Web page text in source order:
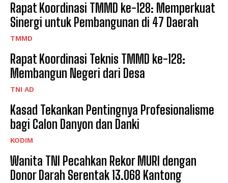
Rapat Koordinasi TMMD ke-128: Memperkuat
Sinergi untuk Pembangunan di 47 Daerah
TMMD
Rapat Koordinasi Teknis TMMD ke-128:
Membangun Negeri dari Desa
TNI AD
Kasad Tekankan Pentingnya Profesionalisme
bagi Calon Danyon dan Danki
KODIM
Wanita TNI Pecahkan Rekor MURI dengan
Donor Darah Serentak 13.068 Kantong